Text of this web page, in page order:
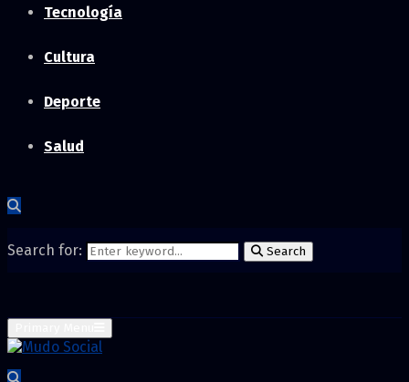
Tecnología
Cultura
Deporte
Salud
Search for: Search